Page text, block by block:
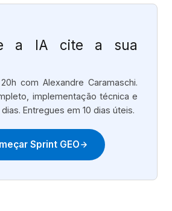
a IA cite a sua
com Alexandre Caramaschi.
implementação técnica e
Entregues em 10 dias úteis.
Sprint GEO